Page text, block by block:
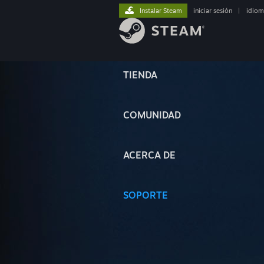
TIENDA
COMUNIDAD
ACERCA DE
SOPORTE
Instalar Steam iniciar sesión